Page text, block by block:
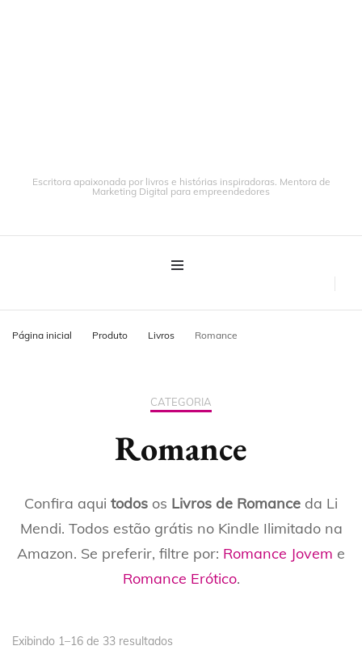
Escritora apaixonada por livros e histórias inspiradoras. Mentora de
Marketing Digital para empreendedores
Página inicial Produto Livros Romance
CATEGORIA
Romance
Confira aqui todos os Livros de Romance da Li
Mendi. Todos estão grátis no Kindle Ilimitado na
Amazon. Se preferir, filtre por: Romance Jovem e
Romance Erótico.
Exibindo 1–16 de 33 resultados